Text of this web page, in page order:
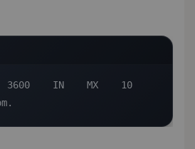
3600    IN    MX    10